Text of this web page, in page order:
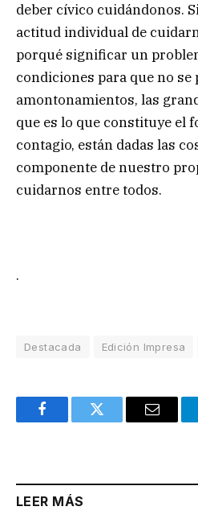
deber cívico cuidándonos.
actitud individual de
porqué significar un
condiciones para que no se
amontonamientos, las
que es lo que constituye el
contagio, están dadas las
componente de nuestro
cuidarnos entre todos.
.
Destacada Edición Impresa
FacebookTwitter Email
LEER MÁS